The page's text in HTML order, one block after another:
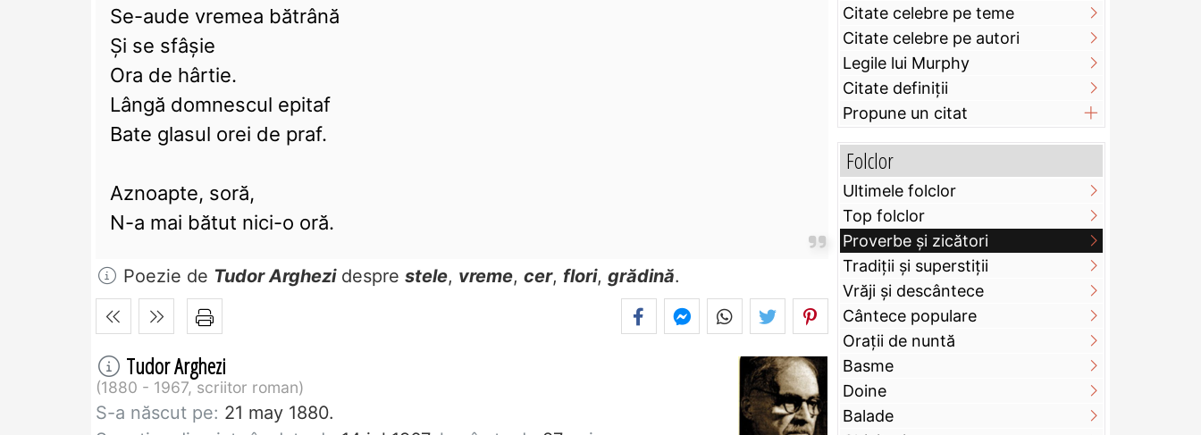
Se-aude vremea bătrână
Şi se sfâşie
Ora de hârtie.
Lângă domnescul epitaf
Bate glasul orei de praf.
Aznoapte, soră,
N-a mai bătut nici-o oră.
Poezie de Tudor Arghezidespre stele, vreme, cer, flori, grădină.
Tudor Arghezi
1880 - 1967, scriitor roman
S-a născut pe: 21 may 1880.
Citate celebre pe teme
Citate celebre pe autori
Legile lui Murphy
Citate definiţii
Propune un citat
Folclor
Ultimele folclor
Top folclor
Proverbe și zicători
Tradiții și superstiții
Vrăji și descântece
Cântece populare
Orații de nuntă
Basme
Doine
Balade